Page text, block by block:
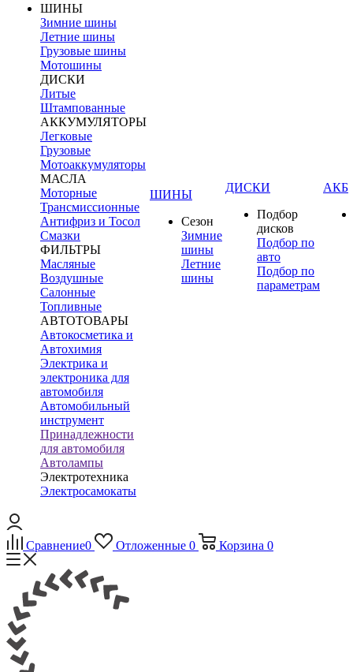
ШИНЫ
Зимние шины
Летние шины
Грузовые шины
Мотошины
ДИСКИ
Литые
Штампованные
АККУМУЛЯТОРЫ
Легковые
Грузовые
Мотоаккумуляторы
МАСЛА
Моторные
Трансмиссионные
Антифриз и Тосол
Смазки
ФИЛЬТРЫ
Масляные
Воздушные
Салонные
Топливные
АВТОТОВАРЫ
Автокосметика и
Автохимия
Электрика и
электроника для
автомобиля
Автомобильный
инструмент
Принадлежности
для автомобиля
Автолампы
Электротехника
Электросамокаты
ШИНЫ
Сезон
Зимние
шины
Летние
шины
ДИСКИ
Подбор
дисков
Подбор по
авто
Подбор по
параметрам
АКБ
Сравнение0 Отложенные 0 Корзина 0